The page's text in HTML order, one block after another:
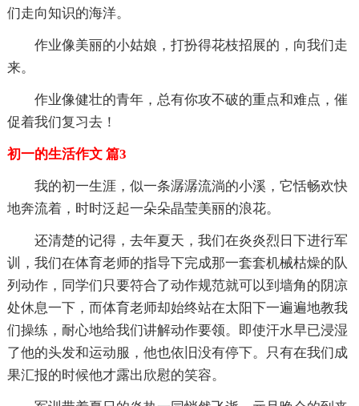
们走向知识的海洋。
作业像美丽的小姑娘，打扮得花枝招展的，向我们走
来。
作业像健壮的青年，总有你攻不破的重点和难点，催
促着我们复习去！
初一的生活作文 篇3
我的初一生涯，似一条潺潺流淌的小溪，它恬畅欢快
地奔流着，时时泛起一朵朵晶莹美丽的浪花。
还清楚的记得，去年夏天，我们在炎炎烈日下进行军
训，我们在体育老师的指导下完成那一套套机械枯燥的队
列动作，同学们只要符合了动作规范就可以到墙角的阴凉
处休息一下，而体育老师却始终站在太阳下一遍遍地教我
们操练，耐心地给我们讲解动作要领。即使汗水早已浸湿
了他的头发和运动服，他也依旧没有停下。只有在我们成
果汇报的时候他才露出欣慰的笑容。